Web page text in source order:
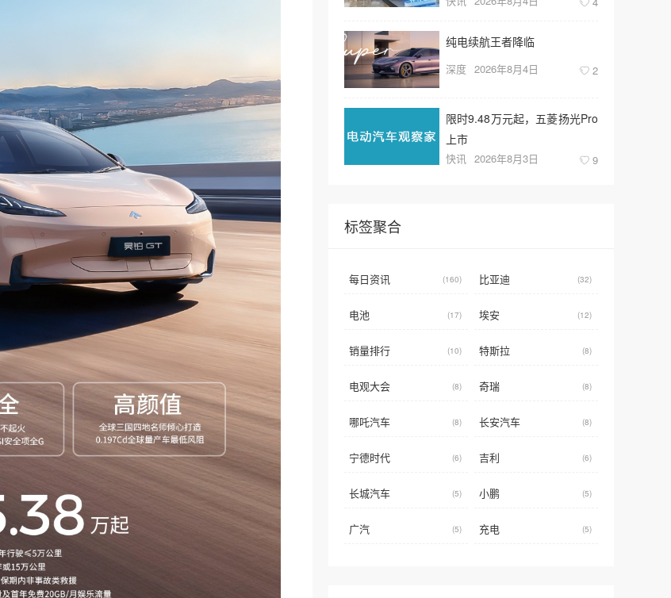
纯电续航王者降临
深度 2026年8月4日 2
限时9.48万元起，五菱扬光Pro
上市
快讯 2026年8月3日 9
标签聚合
每日资讯 (160) 比亚迪 (32)
电池 (17) 埃安 (12)
销量排行 (10) 特斯拉 (8)
电观大会 (8) 奇瑞 (8)
哪吒汽车 (8) 长安汽车 (8)
宁德时代 (6) 吉利 (6)
长城汽车 (5) 小鹏 (5)
广汽 (5) 充电 (5)